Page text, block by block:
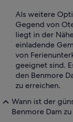
Als weitere
Gegend von
liegt in der
einladende
von
geeignet sind.
den Benmore
zu erreichen.
Wann ist der
Benmore Dam